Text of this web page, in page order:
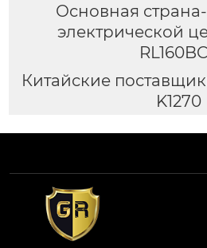
Основная
электрической
Китайские
K1270